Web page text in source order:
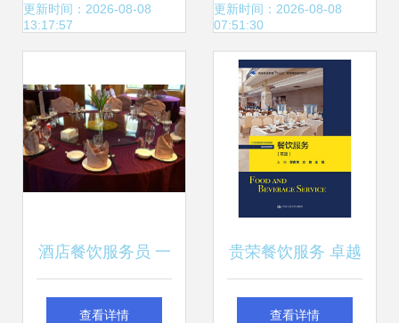
洞察2022成都时尚
更新时间：2026-08-08
13:17:57
属不易
更新时间：2026-08-08
07:51:30
酒店餐饮服务员 一
份充满机遇的入门
查看详情
贵荣餐饮服务 卓越
品质与贴心体验
查看详情